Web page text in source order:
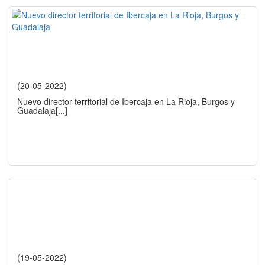
(20-05-2022)
Nuevo director territorial de Ibercaja en La Rioja, Burgos y
Guadalaja[...]
(19-05-2022)